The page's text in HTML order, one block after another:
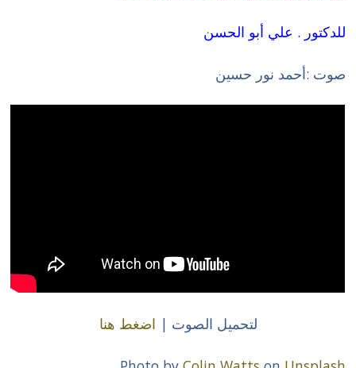
للدكتور . علي أبو الحسن
صوت :أحمد نور حسين
لتحميل الصوت | اضغط هنا